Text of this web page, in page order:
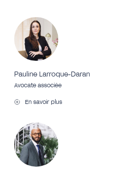
Pauline Larroque-Daran
Avocate associée
En savoir plus